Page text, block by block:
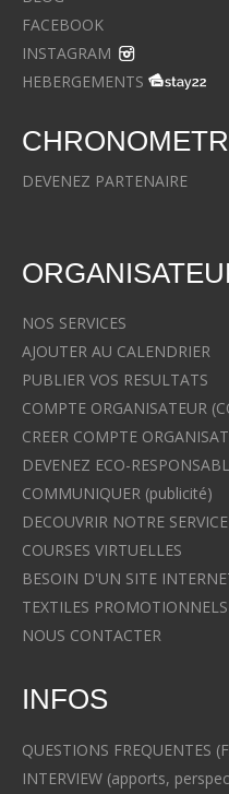
FACEBOOK
INSTAGRAM
HEBERGEMENTS
DEVENEZ PARTENAIRE
NOS SERVICES
AJOUTER AU CALENDRIER
PUBLIER VOS RESULTATS
COMPTE ORGANISATEUR
CREER COMPTE
DEVENEZ ECO-
COMMUNIQUER (publicité)
DECOUVRIR NOTRE
COURSES VIRTUELLES
BESOIN D'UN SITE
TEXTILES PROMOTIONNELS
NOUS CONTACTER
INFOS
QUESTIONS FREQUENTES
INTERVIEW (apports,